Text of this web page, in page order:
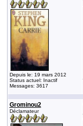
Depuis le: 19 mars 2012
Status actuel: Inactif
Messages: 3617
Grominou2
Déclamateur